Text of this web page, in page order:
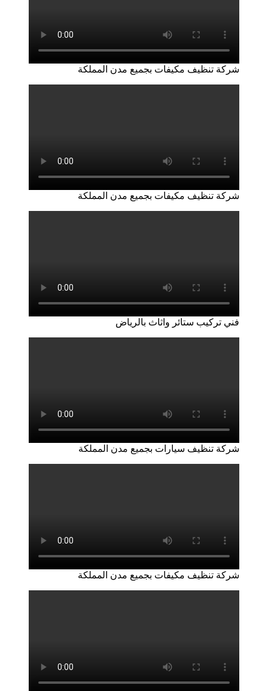
شركة تنظيف مكيفات بجميع مدن المملكة
شركة تنظيف مكيفات بجميع مدن المملكة
فني تركيب ستائر واثاث بالرياض
شركة تنظيف سيارات بجميع مدن المملكة
شركة تنظيف مكيفات بجميع مدن المملكة